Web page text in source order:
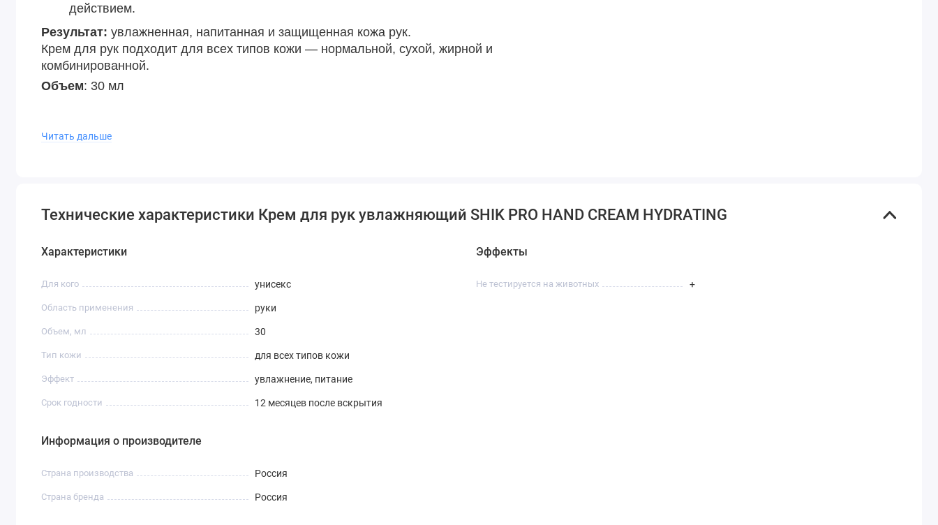
действием.
Результат: увлажненная, напитанная и защищенная кожа рук.
Крем для рук подходит для всех типов кожи — нормальной, сухой, жирной и
комбинированной.
Объем: 30 мл
Читать дальше
Технические характеристики Крем для рук увлажняющий SHIK PRO HAND CREAM HYDRATING
Характеристики
Для кого унисекс
Область применения руки
Объем, мл 30
Тип кожи для всех типов кожи
Эффект увлажнение, питание
Срок годности 12 месяцев после вскрытия
Эффекты
Не тестируется на животных +
Информация о производителе
Страна производства Россия
Страна бренда Россия